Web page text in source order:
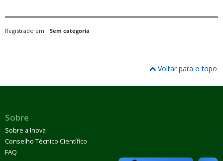
Registrado em: Sem categoria
Voltar para o topo
Sobre
Sobre a Inova
Conselho Técnico Científico
FAQ